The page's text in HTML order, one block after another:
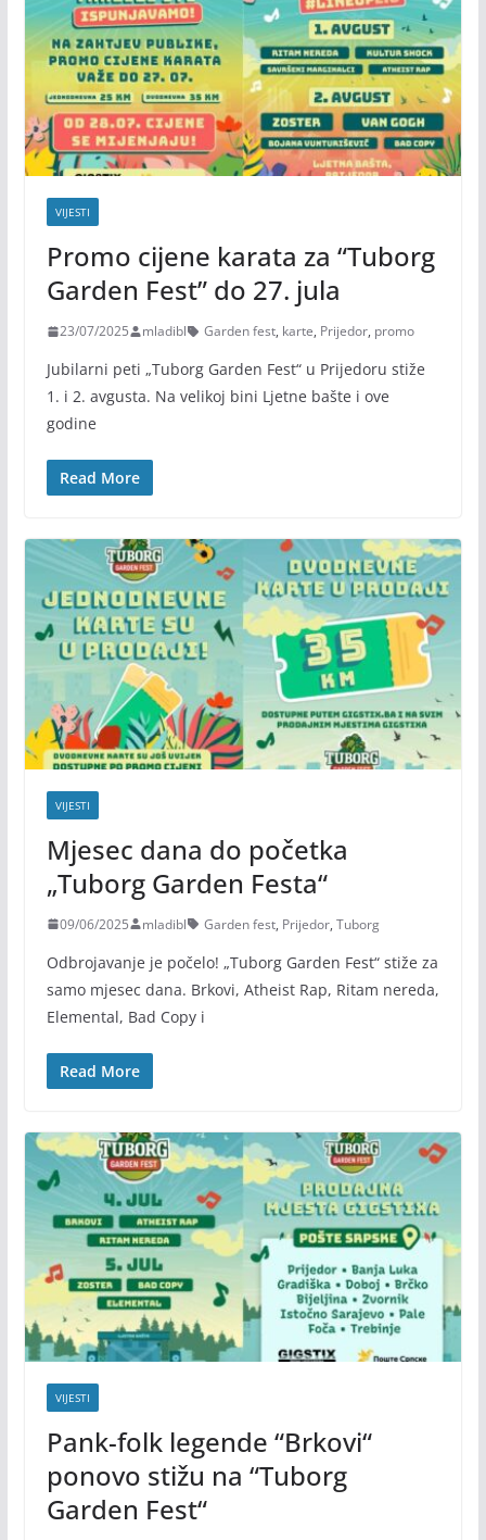
VIJESTI
Promo cijene karata za “Tuborg
Garden Fest” do 27. jula
23/07/2025 mladibl Garden fest, karte, Prijedor, promo
Jubilarni peti „Tuborg Garden Fest“ u Prijedoru stiže
1. i 2. avgusta. Na velikoj bini Ljetne bašte i ove
godine
Read More
VIJESTI
Mjesec dana do početka
„Tuborg Garden Festa“
09/06/2025 mladibl Garden fest, Prijedor, Tuborg
Odbrojavanje je počelo! „Tuborg Garden Fest“ stiže za
samo mjesec dana. Brkovi, Atheist Rap, Ritam nereda,
Elemental, Bad Copy i
Read More
VIJESTI
Pank-folk legende “Brkovi“
ponovo stižu na “Tuborg
Garden Fest“